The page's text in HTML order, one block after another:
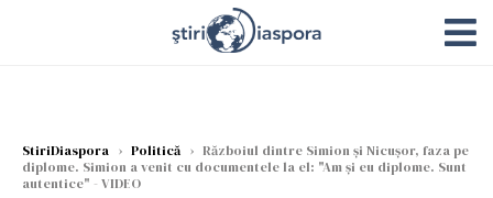
StiriDiaspora › Politică › Războiul dintre Simion și Nicușor, faza pe
diplome. Simion a venit cu documentele la el: "Am și eu diplome. Sunt
autentice" - VIDEO